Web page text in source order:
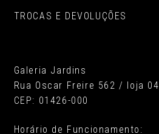
TROCAS E DEVOLUÇÕES
Galeria Jardins
Rua Oscar Freire 562 / loja 04
CEP: 01426-000
Horário de Funcionamento: